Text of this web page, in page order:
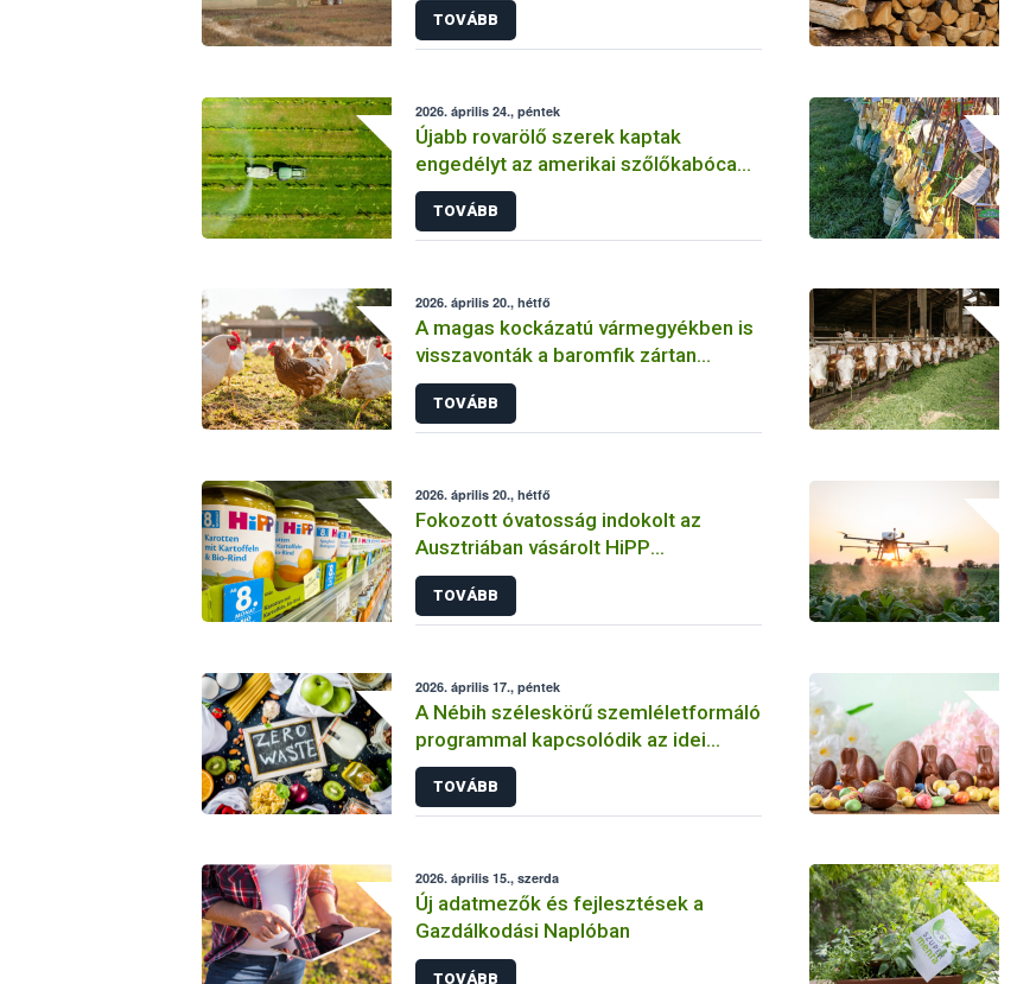
TOVÁBB
2026. április 24., péntek
Újabb rovarölő szerek kaptak
engedélyt az amerikai szőlőkabóca
elleni védekezésben
TOVÁBB
2026. április 20., hétfő
A magas kockázatú vármegyékben is
visszavonták a baromfik zártan
tartására vonatkozó határozatot
TOVÁBB
2026. április 20., hétfő
Fokozott óvatosság indokolt az
Ausztriában vásárolt HiPP
„sárgarépa-burgonya” bébiételeknél!
TOVÁBB
2026. április 17., péntek
A Nébih széleskörű szemléletformáló
programmal kapcsolódik az idei
Fenntarthatósági Témahéthez
TOVÁBB
2026. április 15., szerda
Új adatmezők és fejlesztések a
Gazdálkodási Naplóban
TOVÁBB